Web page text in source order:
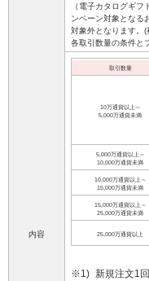
内容
（電子カタログギ
ンペーン対象となる
対象外となります。
各取引数量の条件と
取引数量
10万通貨以上～
5,000万通貨未満
5,000万通貨以上～
10,000万通貨未満
10,000万通貨以上～
15,000万通貨未満
15,000万通貨以上～
25,000万通貨未満
25,000万通貨以上
※1) 新規注文1